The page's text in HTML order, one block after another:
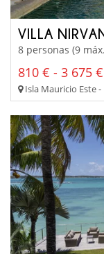
VILLA
8 personas (9
810 € - 3 675 €
Isla Mauricio Este